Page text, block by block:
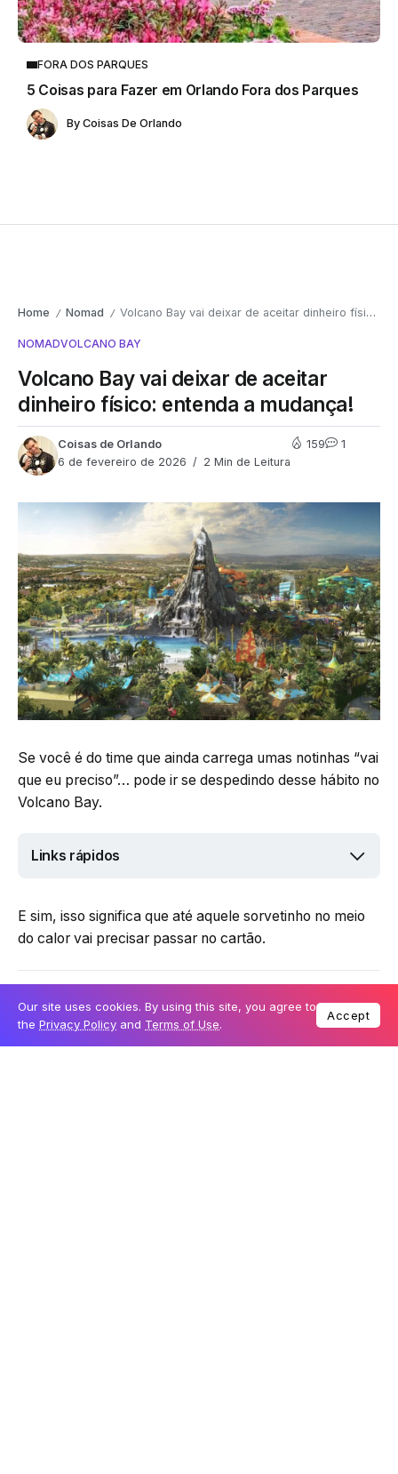
FORA DOS PARQUES
5 Coisas para Fazer em Orlando Fora dos Parques
By Coisas De Orlando
Home / Nomad / Volcano Bay vai deixar de aceitar dinheiro físico: entenda a mudança!
NOMADVOLCANO BAY
Volcano Bay vai deixar de aceitar
dinheiro físico: entenda a mudança!
Coisas de Orlando
6 de fevereiro de 2026
2 Min de Leitura
159 1
Se você é do time que ainda carrega umas notinhas “vai
que eu preciso”… pode ir se despedindo desse hábito no
Volcano Bay.
Links rápidos
E sim, isso significa que até aquele sorvetinho no meio
do calor vai precisar passar no cartão.
Quando a mudança começa?
A nova política entra em vigor a partir de:
Our site uses cookies. By using this site, you agree to
the Privacy Policy and Terms of Use.
Accept